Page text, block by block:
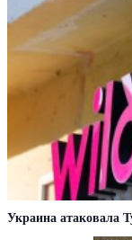
Украина атаковала